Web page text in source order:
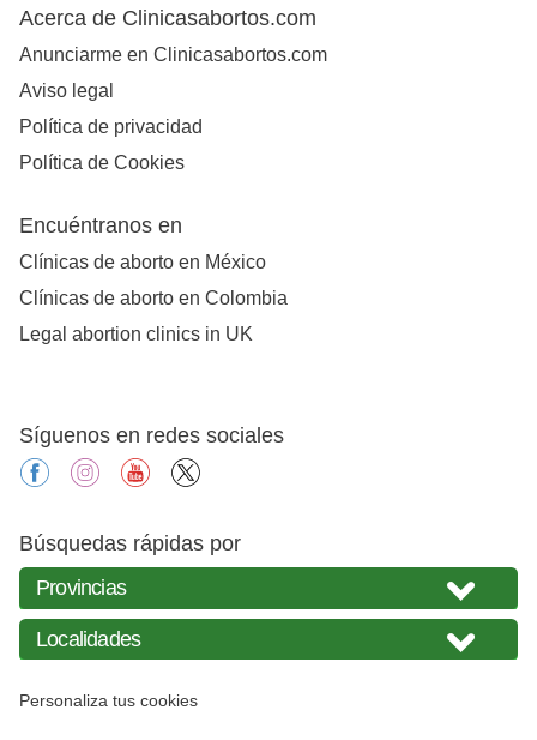
Acerca de Clinicasabortos.com
Anunciarme en Clinicasabortos.com
Aviso legal
Política de privacidad
Política de Cookies
Encuéntranos en
Clínicas de aborto en México
Clínicas de aborto en Colombia
Legal abortion clinics in UK
Síguenos en redes sociales
facebookinstagramyoutube
Búsquedas rápidas por
Personaliza tus cookies